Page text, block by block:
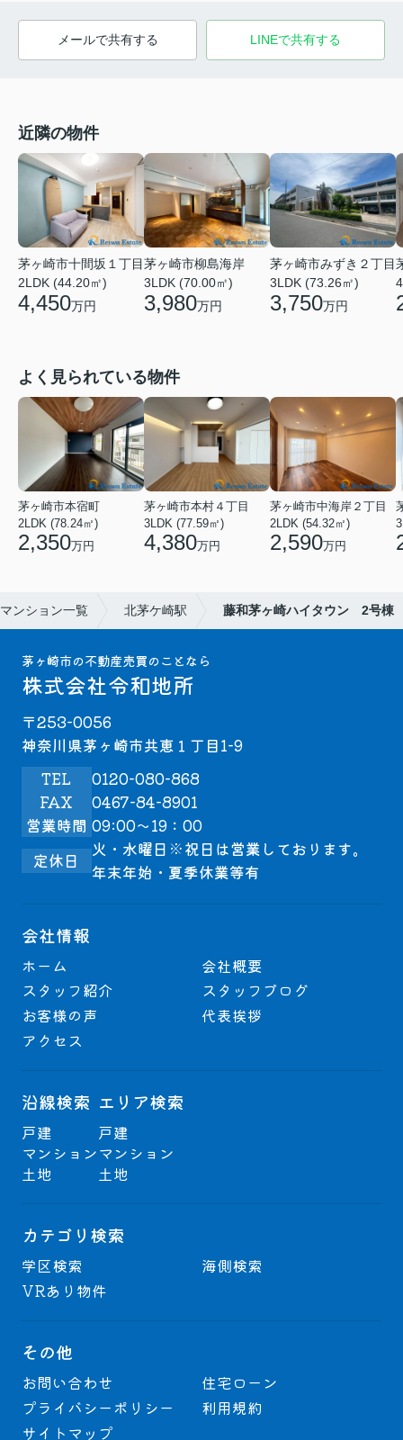
メールで共有する LINEで共有する
近隣の物件
茅ヶ崎市十間坂１丁目
2LDK (44.20㎡)
4,450万円
茅ヶ崎市柳島海岸
3LDK (70.00㎡)
3,980万円
茅ヶ崎市みずき２丁目
3LDK (73.26㎡)
3,750万円
よく見られている物件
茅ヶ崎市本宿町
2LDK (78.24㎡)
2,350万円
茅ヶ崎市本村４丁目
3LDK (77.59㎡)
4,380万円
茅ヶ崎市中海岸２丁目
2LDK (54.32㎡)
2,590万円
ンション一覧 北茅ケ崎駅 藤和茅ヶ崎ハイタウン 2号棟
茅ヶ崎市の不動産売買のことなら
株式会社令和地所
〒253-0056
神奈川県茅ヶ崎市共恵１丁目1-9
TEL
0120-080-868
FAX
0467-84-8901
営業時間 09:00～19：00
定休日
火・水曜日※祝日は営業しております。
年末年始・夏季休業等有
会社情報
ホーム
会社概要
スタッフ紹介
スタッフブログ
お客様の声
代表挨拶
アクセス
沿線検索
戸建
マンション
土地
エリア検索
戸建
マンション
土地
カテゴリ検索
学区検索
海側検索
VRあり物件
その他
お問い合わせ
住宅ローン
プライバシーポリシー
利用規約
サイトマップ